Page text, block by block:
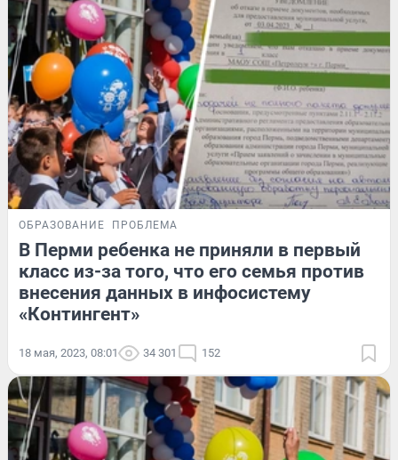
ОБРАЗОВАНИЕ ПРОБЛЕМА
В Перми ребенка не приняли в первый
класс из-за того, что его семья против
внесения данных в инфосистему
«Контингент»
18 мая, 2023, 08:01 34 301 152